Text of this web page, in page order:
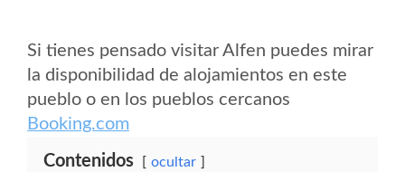
Si tienes pensado visitar Alfen puedes mirar
la disponibilidad de alojamientos en este
pueblo o en los pueblos cercanos
Booking.com
Contenidos ocultar